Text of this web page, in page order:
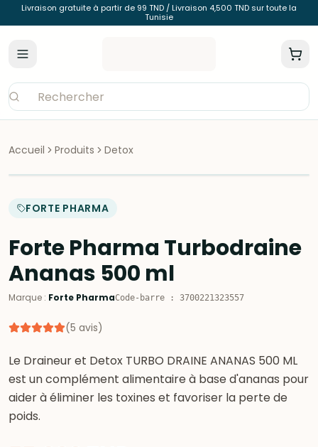
Livraison gratuite à partir de 99 TND / Livraison 4,500 TND sur toute la
Tunisie
Accueil Produits Detox
FORTE PHARMA
Forte Pharma Turbodraine
Ananas 500 ml
Marque : Forte PharmaCode-barre : 3700221323557
(5 avis)
Le Draineur et Detox TURBO DRAINE ANANAS 500 ML
est un complément alimentaire à base d'ananas pour
aider à éliminer les toxines et favoriser la perte de
poids.